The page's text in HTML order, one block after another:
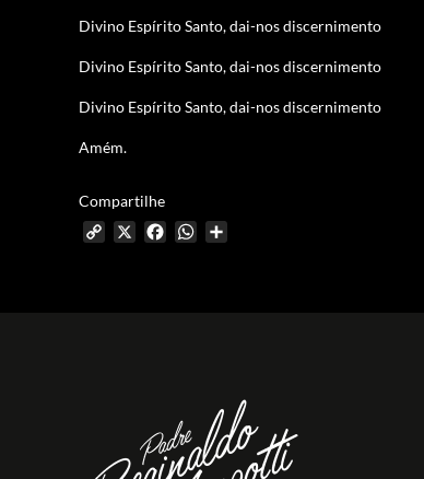
Divino Espírito Santo, dai-nos discernimento
Divino Espírito Santo, dai-nos discernimento
Divino Espírito Santo, dai-nos discernimento
Amém.
Compartilhe
Copy
FacebookWhatsApp